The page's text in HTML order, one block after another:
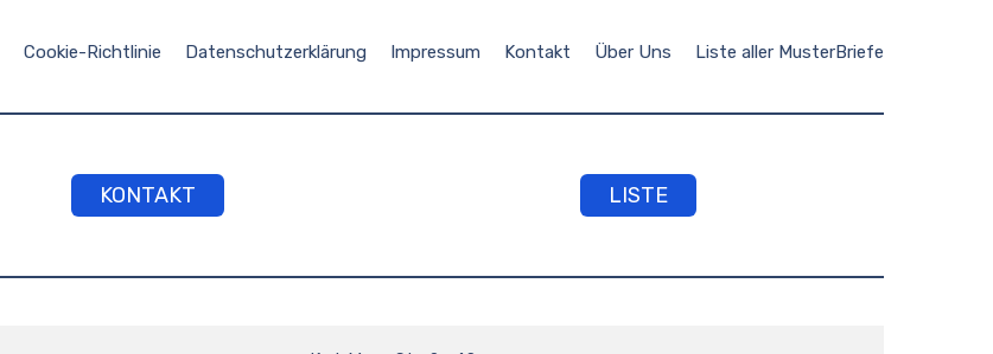
Cookie-Richtlinie Datenschutzerklärung Impressum Kontakt Über Uns Liste aller MusterBriefe
KONTAKT LISTE